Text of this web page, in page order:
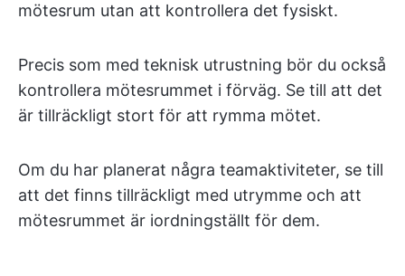
mötesrum utan att kontrollera det fysiskt.
Precis som med teknisk utrustning bör du också
kontrollera mötesrummet i förväg. Se till att det
är tillräckligt stort för att rymma mötet.
Om du har planerat några teamaktiviteter, se till
att det finns tillräckligt med utrymme och att
mötesrummet är iordningställt för dem.